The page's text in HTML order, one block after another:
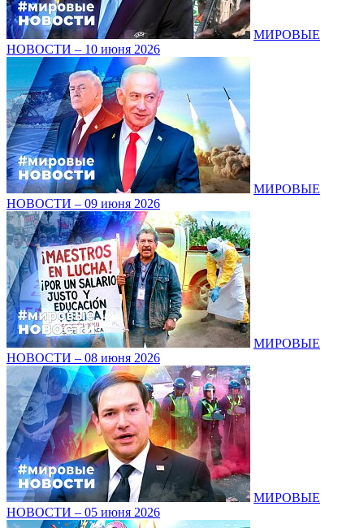
МИРОВЫЕ
НОВОСТИ – 10 июня 2026
МИРОВЫЕ
НОВОСТИ – 09 июня 2026
МИРОВЫЕ
НОВОСТИ – 08 июня 2026
МИРОВЫЕ
НОВОСТИ – 05 июня 2026